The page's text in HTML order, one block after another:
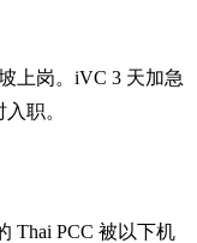
上岗。iVC 3 天加急
职。
Thai PCC 被以下机